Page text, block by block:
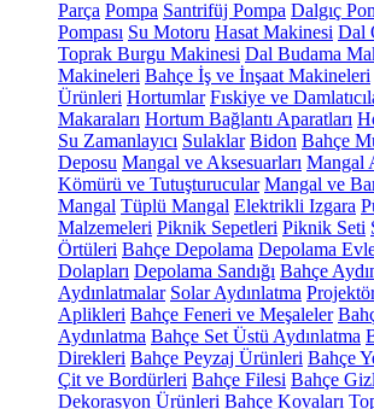
Parça Pompa Santrifüj Pompa Dalgıç
Pompası Su Motoru Hasat Makinesi Dal
Toprak Burgu Makinesi Dal Budama
Makineleri Bahçe İş ve İnşaat Makineleri
Ürünleri Hortumlar Fıskiye ve
Makaraları Hortum Bağlantı Aparatları
Su Zamanlayıcı Sulaklar Bidon Bahçe
Deposu Mangal ve Aksesuarları Mangal
Kömürü ve Tutuşturucular Mangal ve
Mangal Tüplü Mangal Elektrikli Izgara
Malzemeleri Piknik Sepetleri Piknik Seti
Örtüleri Bahçe Depolama Depolama
Dolapları Depolama Sandığı Bahçe
Aydınlatmalar Solar Aydınlatma
Aplikleri Bahçe Feneri ve Meşaleler
Aydınlatma Bahçe Set Üstü Aydınlatma
Direkleri Bahçe Peyzaj Ürünleri Bahçe
Çit ve Bordürleri Bahçe Filesi Bahçe
Dekorasyon Ürünleri Bahçe Kovaları